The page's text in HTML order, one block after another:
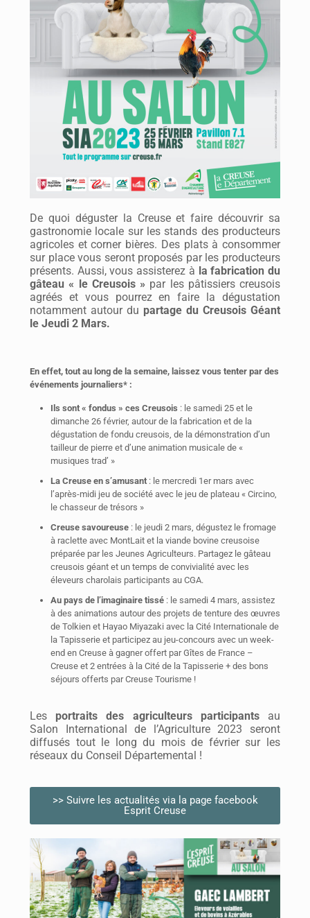
De quoi déguster la Creuse et faire découvrir sa
gastronomie locale sur les stands des producteurs
agricoles et corner bières. Des plats à consommer
sur place vous seront proposés par les producteurs
présents. Aussi, vous assisterez à la fabrication du
gâteau « le Creusois » par les pâtissiers creusois
agréés et vous pourrez en faire la dégustation
notamment autour du partage du Creusois Géant
le Jeudi 2 Mars.
En effet, tout au long de la semaine, laissez vous tenter par des
événements journaliers* :
Ils sont « fondus » ces Creusois : le samedi 25 et le
dimanche 26 février, autour de la fabrication et de la
dégustation de fondu creusois, de la démonstration d’un
tailleur de pierre et d’une animation musicale de «
musiques trad’ »
La Creuse en s’amusant : le mercredi 1er mars avec
l’après-midi jeu de société avec le jeu de plateau « Circino,
le chasseur de trésors »
Creuse savoureuse : le jeudi 2 mars, dégustez le fromage
à raclette avec MontLait et la viande bovine creusoise
préparée par les Jeunes Agriculteurs. Partagez le gâteau
creusois géant et un temps de convivialité avec les
éleveurs charolais participants au CGA.
Au pays de l’imaginaire tissé : le samedi 4 mars, assistez
à des animations autour des projets de tenture des œuvres
de Tolkien et Hayao Miyazaki avec la Cité Internationale de
la Tapisserie et participez au jeu-concours avec un week-
end en Creuse à gagner offert par Gîtes de France –
Creuse et 2 entrées à la Cité de la Tapisserie + des bons
séjours offerts par Creuse Tourisme !
Les portraits des agriculteurs participantsau
Salon International de l’Agriculture 2023 seront
diffusés tout le long du mois de février sur les
réseaux du Conseil Départemental !
>> Suivre les actualités via la page facebook
Esprit Creuse